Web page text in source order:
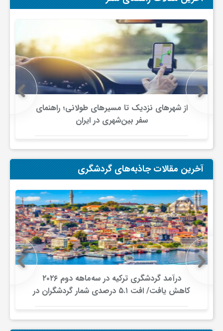
از شهرهای نزدیک تا مسیرهای طولانی؛ راهنمای
سفر بین‌شهری در ایران
آخرین مقالات جاذبه‌های گردشگری
درآمد گردشگری ترکیه در سه‌ماهه دوم ۲۰۲۶
کاهش یافت/ افت ۵.۱ درصدی شمار گردشگران در
برابر افزایش هزینه‌کرد